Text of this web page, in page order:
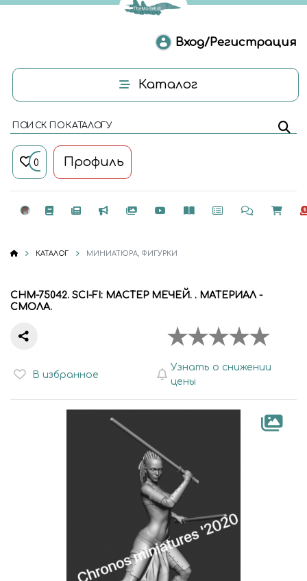
Вход/Регистрация
Каталог
ПОИСК ПО КАТАЛОГУ
0 Профиль
КАТАЛОГ МИНИАТЮРА, ФИГУРКИ
CHM-75042. SCI-FI: МАСТЕР МЕЧЕЙ. . МАТЕРИАЛ -
СМОЛА.
В избранное
Узнать о снижении
цены